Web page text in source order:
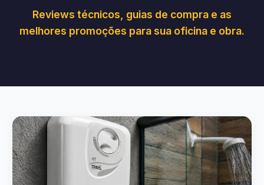
Reviews técnicos, guias de compra e as
melhores promoções para sua oficina e obra.